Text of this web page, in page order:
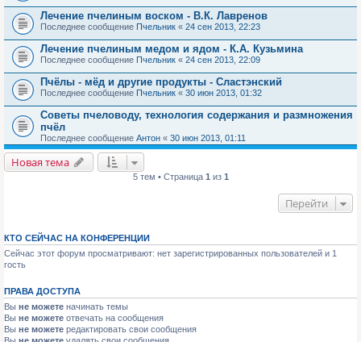
Лечение пчелиным воском - В.К. Лавренов
Последнее сообщение Пчельник « 24 сен 2013, 22:23
Лечение пчелиным медом и ядом - К.А. Кузьмина
Последнее сообщение Пчельник « 24 сен 2013, 22:09
Пчёлы - мёд и другие продукты - Сластэнский
Последнее сообщение Пчельник « 30 июн 2013, 01:32
Советы пчеловоду, технология содержания и размножения
пчёл
Последнее сообщение Антон « 30 июн 2013, 01:11
Новая тема
5 тем • Страница 1 из 1
Перейти
КТО СЕЙЧАС НА КОНФЕРЕНЦИИ
Сейчас этот форум просматривают: нет зарегистрированных пользователей и 1
гость
ПРАВА ДОСТУПА
Вы не можете начинать темы
Вы не можете отвечать на сообщения
Вы не можете редактировать свои сообщения